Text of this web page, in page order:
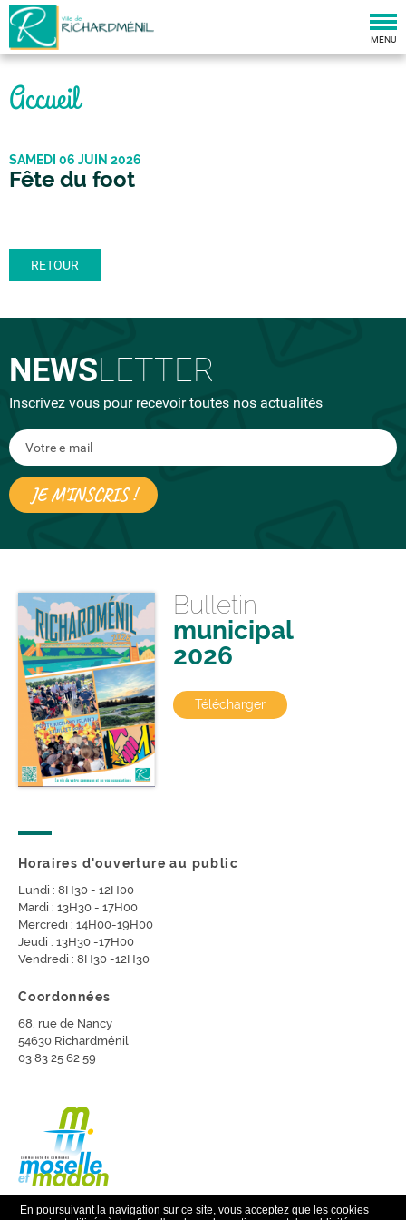
MENU
Accueil
SAMEDI 06 JUIN 2026
Fête du foot
RETOUR
NEWSLETTER
Inscrivez vous pour recevoir toutes nos actualités
Bulletin
municipal
2026
Télécharger
Horaires d'ouverture au public
Lundi : 8H30 - 12H00
Mardi : 13H30 - 17H00
Mercredi : 14H00-19H00
Jeudi : 13H30 -17H00
Vendredi : 8H30 -12H30
Coordonnées
68, rue de Nancy
54630 Richardménil
03 83 25 62 59
En poursuivant la navigation sur ce site, vous acceptez que les cookies